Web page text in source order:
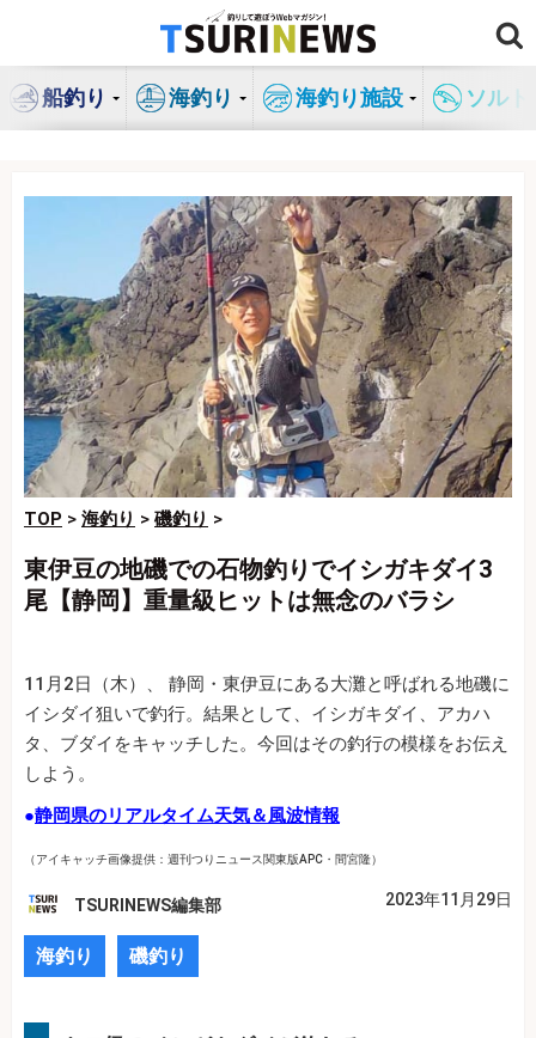
ン
船釣り 海釣り 海釣り施設 ソル
TOP > 海釣り > 磯釣り >
東伊豆の地磯での石物釣りでイシガキダイ3
尾【静岡】重量級ヒットは無念のバラシ
11月2日（木）、 静岡・東伊豆にある大灘と呼ばれる地磯に
イシダイ狙いで釣行。結果として、イシガキダイ、アカハ
タ、ブダイをキャッチした。今回はその釣行の模様をお伝え
しよう。
●静岡県のリアルタイム天気＆風波情報
（アイキャッチ画像提供：週刊つりニュース関東版APC・間宮隆）
TSURINEWS編集部 2023年11月29日
海釣り 磯釣り